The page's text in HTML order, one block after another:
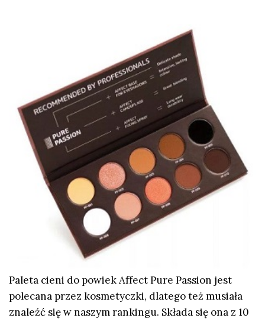
Paleta cieni do powiek Affect Pure Passion jest
polecana przez kosmetyczki, dlatego też musiała
znaleźć się w naszym rankingu. Składa się ona z 10